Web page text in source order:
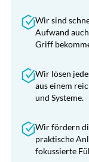
Wir sind
Aufwand
Griff
Wir lösen
aus einem
und Systeme.
Wir fördern
praktische
fokussierte